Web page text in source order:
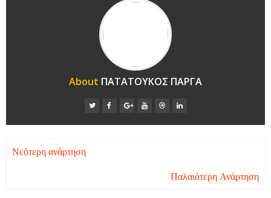
About ΠΑΤΑΤΟΥΚΟΣ ΠΑΡΓΑ
Νεότερη ανάρτηση
Παλαιότερη Ανάρτηση